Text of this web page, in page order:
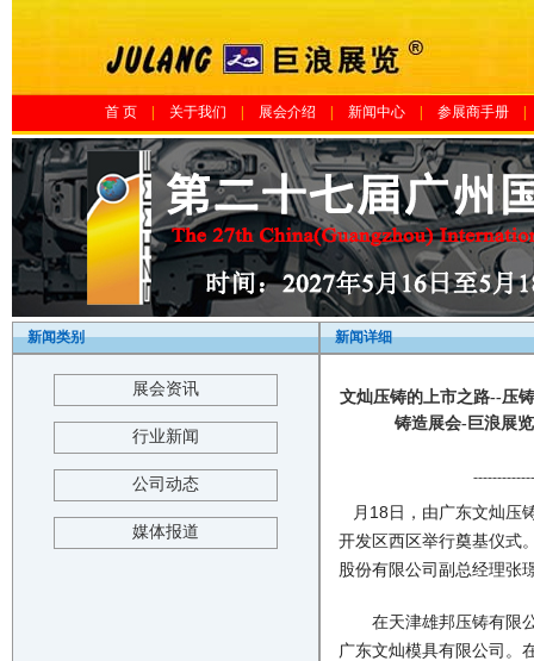
首 页 关于我们 展会介绍 新闻中心 参展商手册|
新闻类别
展会资讯
行业新闻
公司动态
媒体报道
新闻详细
文灿压铸的上市之路--压
铸造展会-巨浪展
月18日，由广东文灿压
开发区西区举行奠基仪式
股份有限公司副总经理张
在天津雄邦压铸有限公
广东文灿模具有限公司。